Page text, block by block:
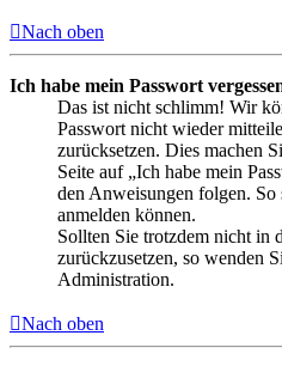
Nach oben
Ich habe mein Passwort
Das ist nicht schlimm! Wir
Passwort nicht wieder
zurücksetzen. Dies machen
Seite auf „Ich habe mein
den Anweisungen folgen.
anmelden können.
Sollten Sie trotzdem nicht in
zurückzusetzen, so wenden
Administration.
Nach oben